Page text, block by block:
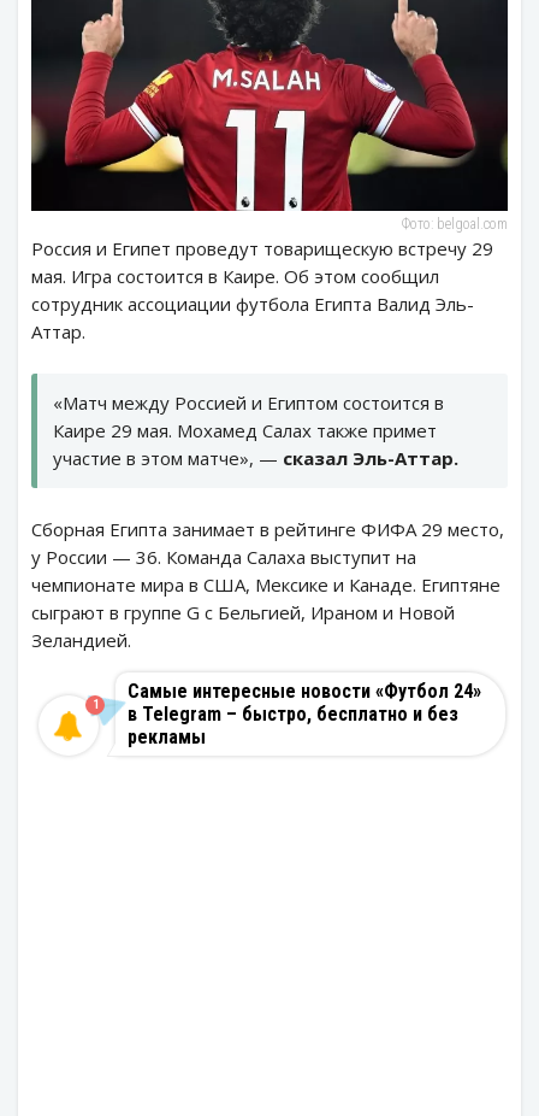
Фото: belgoal.com
Россия и Египет проведут товарищескую встречу 29
мая. Игра состоится в Каире. Об этом сообщил
сотрудник ассоциации футбола Египта Валид Эль-
Аттар.
«Матч между Россией и Египтом состоится в
Каире 29 мая. Мохамед Салах также примет
участие в этом матче», — сказал Эль-Аттар.
Сборная Египта занимает в рейтинге ФИФА 29 место,
у России — 36. Команда Салаха выступит на
чемпионате мира в США, Мексике и Канаде. Египтяне
сыграют в группе G с Бельгией, Ираном и Новой
Зеландией.
Самые интересные новости «Футбол 24»
в Telegram – быстро, бесплатно и без
рекламы
1